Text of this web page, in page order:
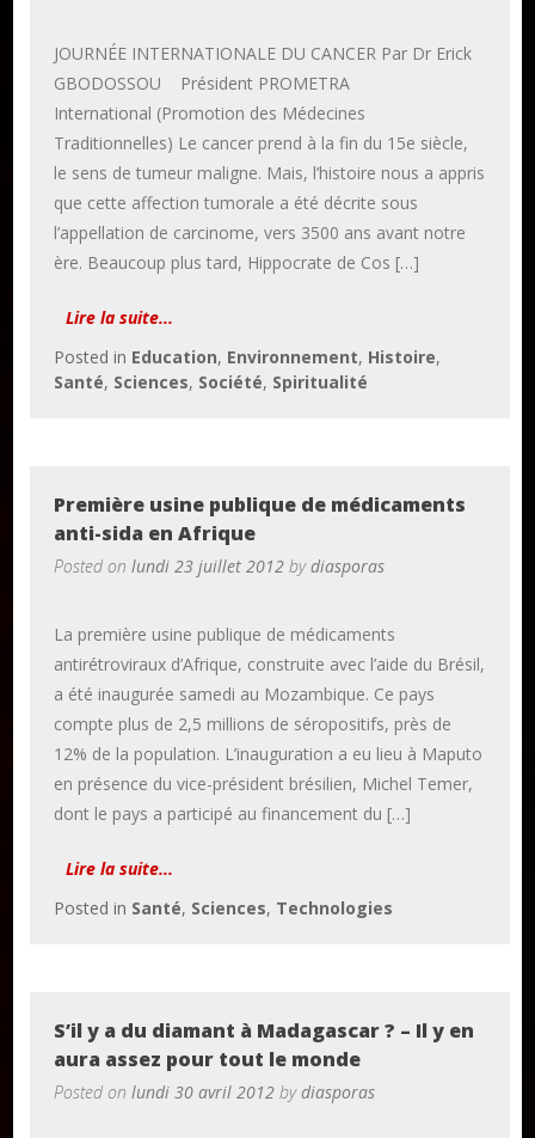
Publier un livre
Formation en Édition Numérique
Mame Hulo
AUTEURS
JOURNÉE INTERNATIONALE DU CANCER Par Dr Erick
GBODOSSOU Président PROMETRA
International (Promotion des Médecines
Traditionnelles) Le cancer prend à la fin du 15e siècle,
le sens de tumeur maligne. Mais, l’histoire nous a appris
que cette affection tumorale a été décrite sous
l’appellation de carcinome, vers 3500 ans avant notre
ère. Beaucoup plus tard, Hippocrate de Cos […]
Lire la suite...
Posted in Education, Environnement, Histoire,
Santé, Sciences, Société, Spiritualité
Première usine publique de médicaments
anti-sida en Afrique
Posted onlundi 23 juillet 2012 bydiasporas
La première usine publique de médicaments
antirétroviraux d’Afrique, construite avec l’aide du Brésil,
a été inaugurée samedi au Mozambique. Ce pays
compte plus de 2,5 millions de séropositifs, près de
12% de la population. L’inauguration a eu lieu à Maputo
en présence du vice-président brésilien, Michel Temer,
dont le pays a participé au financement du […]
Lire la suite...
Posted in Santé, Sciences, Technologies
S’il y a du diamant à Madagascar ? – Il y en
aura assez pour tout le monde
Posted onlundi 30 avril 2012 bydiasporas